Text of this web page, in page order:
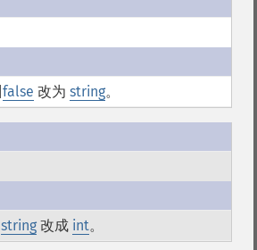
false 改为 string。
string 改成 int。